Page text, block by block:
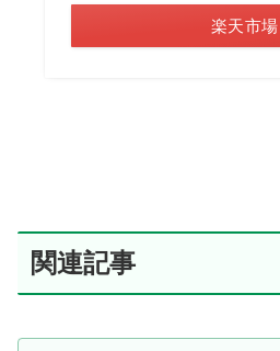
楽天市場
関連記事